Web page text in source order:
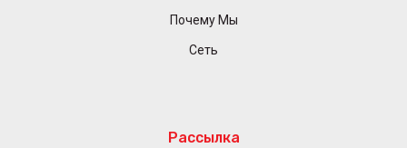
Почему Мы
Сеть
Рассылка